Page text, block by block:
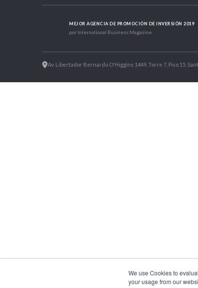
We use Cookies to
your usage from our
MEJOR AGENCIA DE PROMOCIÓN DE INVERSIÓN 2019
por International Business Magazine
Av. Libertador Bernardo O'Higgins 1449, Torre 7, Piso 15.